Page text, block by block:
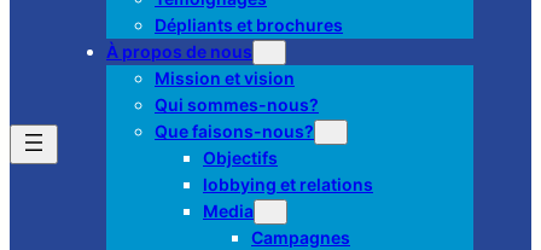
Dépliants et brochures
À propos de nous
Mission et vision
Qui sommes-nous?
Que faisons-nous?
Objectifs
lobbying et relations
Media
Campagnes